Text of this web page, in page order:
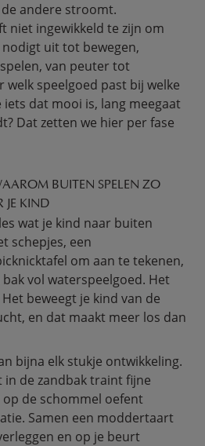
andere stroomt.
niet ingewikkeld te zijn om
uit tot bewegen,
van peuter tot
welk speelgoed past bij welke
iets dat mooi is, lang meegaat
Dat zetten we hier per fase
BUITEN SPELEN ZO
JE KIND
wat je kind naar buiten
schepjes, een
om aan te tekenen,
vol waterspeelgoed. Het
beweegt je kind van de
en dat maakt meer los dan
bijna elk stukje ontwikkeling.
in de zandbak traint fijne
de schommel oefent
Samen een moddertaart
en op je beurt